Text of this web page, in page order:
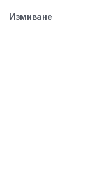
Измиване